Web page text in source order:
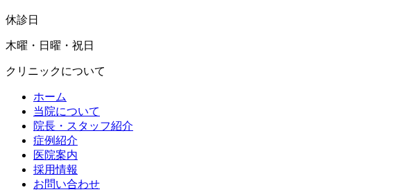
休診日
木曜・日曜・祝日
クリニックについて
ホーム
当院について
院長・スタッフ紹介
症例紹介
医院案内
採用情報
お問い合わせ